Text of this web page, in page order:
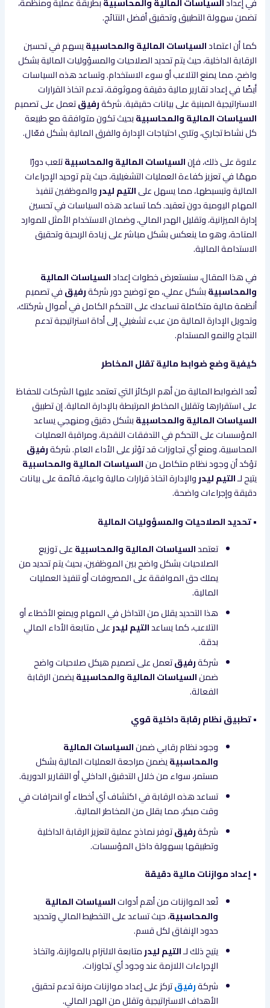
تضمن سهولة التطبيق وتحقيق أفضل النتائج.
كما أن اعتمادالسياسات المالية والمحاسبيةيسهم في تحسين
الرقابة الداخلية، حيث يتم تحديد الصلاحيات والمسؤوليات المالية بشكل
واضح، مما يمنع التلاعب أو سوء الاستخدام. وتساعد هذه السياسات
أيضًا في إعداد تقارير مالية دقيقة وموثوقة، تدعم اتخاذ القرارات
الاستراتيجية المبنية على بيانات حقيقية. شركةرفيقتعمل على تصميم
السياسات المالية والمحاسبيةبحيث تكون متوافقة مع طبيعة
كل نشاط تجاري، وتلبي احتياجات الإدارة والفرق المالية بشكل فعّال.
علاوة على ذلك، فإنالسياسات المالية والمحاسبيةتلعب دورًا
مهمًا في تعزيز كفاءة العمليات التشغيلية، حيث يتم توحيد الإجراءات
المالية وتبسيطها، مما يسهل علىالتيم ليدروالموظفين تنفيذ
المهام اليومية دون تعقيد. كما تساعد هذه السياسات في تحسين
إدارة الميزانية، وتقليل الهدر المالي، وضمان الاستخدام الأمثل للموارد
المتاحة، وهو ما ينعكس بشكل مباشر على زيادة الربحية وتحقيق
الاستدامة المالية.
في هذا المقال، سنستعرض خطوات إعدادالسياسات المالية
والمحاسبيةبشكل عملي، مع توضيح دور شركةرفيقفي تصميم
أنظمة مالية متكاملة تساعدك على التحكم الكامل في أموال شركتك،
وتحويل الإدارة المالية من عبء تشغيلي إلى أداة استراتيجية تدعم
النجاح والنمو المستدام.
كيفية وضع ضوابط مالية تقلل المخاطر
تُعد الضوابط المالية من أهم الركائز التي تعتمد عليها الشركات للحفاظ
على استقرارها وتقليل المخاطر المرتبطة بالإدارة المالية. إن تطبيق
السياسات المالية والمحاسبيةبشكل دقيق ومنهجي يساعد
المؤسسات على التحكم في التدفقات النقدية، ومراقبة العمليات
المحاسبية، ومنع أي تجاوزات قد تؤثر على الأداء العام. شركةرفيق
تؤكد أن وجود نظام متكامل منالسياسات المالية والمحاسبية
يتيح لـالتيم ليدروالإدارة اتخاذ قرارات مالية واعية، قائمة على بيانات
دقيقة وإجراءات واضحة.
• تحديد الصلاحيات والمسؤوليات المالية
تعتمدالسياسات المالية والمحاسبيةعلى توزيع
الصلاحيات بشكل واضح بين الموظفين، بحيث يتم تحديد من
يملك حق الموافقة على المصروفات أو تنفيذ العمليات
المالية.
هذا التحديد يقلل من التداخل في المهام ويمنع الأخطاء أو
التلاعب، كما يساعدالتيم ليدرعلى متابعة الأداء المالي
بدقة.
شركةرفيقتعمل على تصميم هيكل صلاحيات واضح
ضمنالسياسات المالية والمحاسبيةيضمن الرقابة
الفعالة.
• تطبيق نظام رقابة داخلية قوي
وجود نظام رقابي ضمنالسياسات المالية
والمحاسبيةيضمن مراجعة العمليات المالية بشكل
مستمر، سواء من خلال التدقيق الداخلي أو التقارير الدورية.
تساعد هذه الرقابة في اكتشاف أي أخطاء أو انحرافات في
وقت مبكر، مما يقلل من المخاطر المالية.
شركةرفيقتوفر نماذج عملية لتعزيز الرقابة الداخلية
وتطبيقها بسهولة داخل المؤسسات.
• إعداد موازنات مالية دقيقة
تُعد الموازنات من أهم أدواتالسياسات المالية
والمحاسبية، حيث تساعد على التخطيط المالي وتحديد
حدود الإنفاق لكل قسم.
يتيح ذلك لـالتيم ليدرمتابعة الالتزام بالموازنة، واتخاذ
الإجراءات اللازمة عند وجود أي تجاوزات.
شركةرفيقتركز على إعداد موازنات مرنة تدعم تحقيق
الأهداف الاستراتيجية وتقلل من الهدر المالي.